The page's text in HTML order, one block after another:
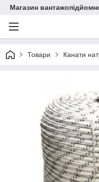
Магазин
Товари Канати